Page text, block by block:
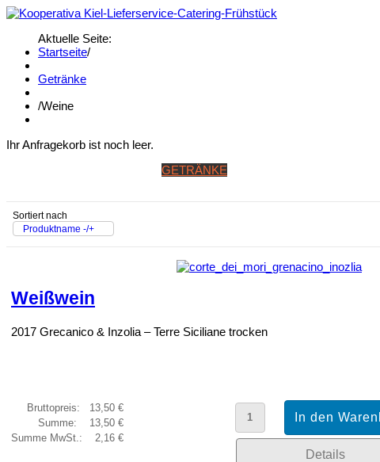
Aktuelle Seite:
Startseite/
Getränke
/Weine
Ihr Anfragekorb ist noch leer.
GETRÄNKE
Sortiert nach
Produktname -/+
Weißwein
2017 Grecanico & Inzolia – Terre Siciliane trocken
Bruttopreis:
13,50 €
Summe:
13,50 €
Summe MwSt.:
2,16 €
Details